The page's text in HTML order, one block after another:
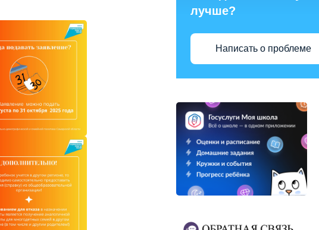
лучше?
Написать о проблеме